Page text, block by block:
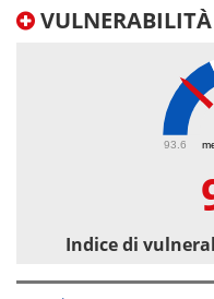
93.6
Indice di